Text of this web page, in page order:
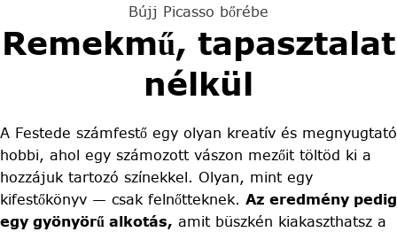
Bújj Picasso bőrébe
Remekmű, tapasztalat
nélkül
A Festede számfestő egy olyan kreatív és megnyugtató
hobbi, ahol egy számozott vászon mezőit töltöd ki a
hozzájuk tartozó színekkel. Olyan, mint egy
kifestőkönyv — csak felnőtteknek. Az eredmény pedig
egy gyönyörű alkotás, amit büszkén kiakaszthatsz a